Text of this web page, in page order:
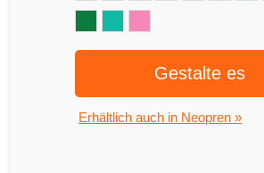
Gestalte es
Erhältlich auch in Neopren »